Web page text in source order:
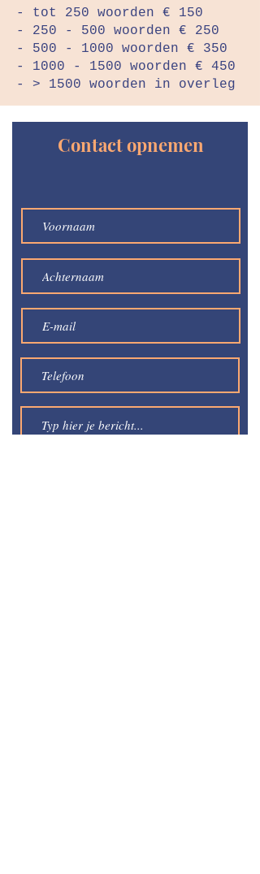
- tot 250 woorden € 150
- 250 - 500 woorden € 250
- 500 - 1000 woorden € 350
- 1000 - 1500 woorden € 450
- > 1500 woorden in overleg
Contact opnemen